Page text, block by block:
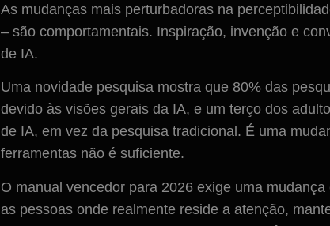
As mudanças mais perturbadoras na
– são comportamentais. Inspiração, invenção e
de IA.
Uma novidade pesquisa mostra que 80% das
devido às visões gerais da IA, e um terço dos
de IA, em vez da pesquisa tradicional. É uma
ferramentas não é suficiente.
O manual vencedor para 2026 exige uma
as pessoas onde realmente reside a atenção,